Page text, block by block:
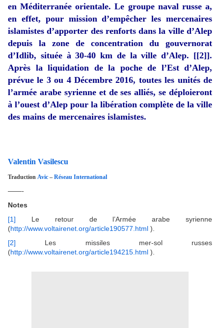
en Méditerranée orientale. Le groupe naval russe a,
en effet, pour mission d’empêcher les mercenaires
islamistes d’apporter des renforts dans la ville d’Alep
depuis la zone de concentration du gouvernorat
d’Idlib, située à 30-40 km de la ville d’Alep. [[2]].
Après la liquidation de la poche de l’Est d’Alep,
prévue le 3 ou 4 Décembre 2016, toutes les unités de
l’armée arabe syrienne et de ses alliés, se déploieront
à l’ouest d’Alep pour la libération complète de la ville
des mains de mercenaires islamistes.
Valentin Vasilescu
Traduction Avic – Réseau International
——-
Notes
[1]
Le retour de l’Armée arabe syrienne
(http://www.voltairenet.org/article190577.html ).
[2]
Les missiles mer-sol russes
(http://www.voltairenet.org/article194215.html ).